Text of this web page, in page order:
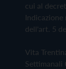
cui al
Indicazione
dell'art. 5
Vita
Settimanali